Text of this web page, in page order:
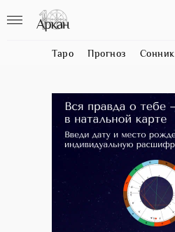
Таро Прогноз Сонник